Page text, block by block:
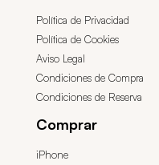
Política de Privacidad
Política de Cookies
Aviso Legal
Condiciones de Compra
Condiciones de Reserva
Comprar
iPhone